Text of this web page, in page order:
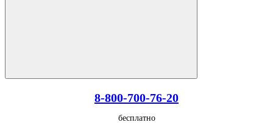
8-800-700-76-20
бесплатно